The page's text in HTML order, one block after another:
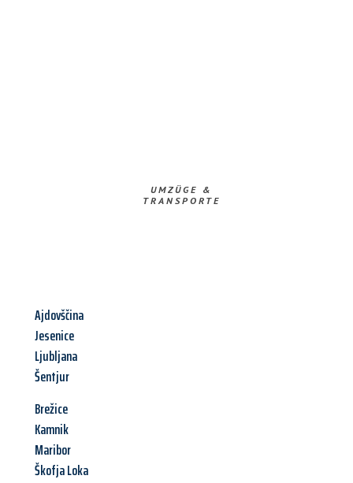
UMZÜGE &
TRANSPORTE
Ajdovščina
Jesenice
Ljubljana
Šentjur
Brežice
Kamnik
Maribor
Škofja Loka